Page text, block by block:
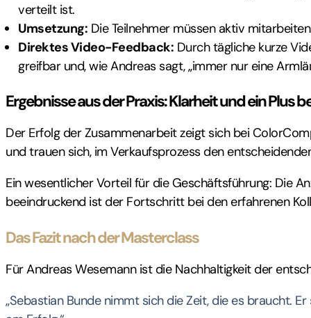
verteilt ist.
Umsetzung: Die Teilnehmer müssen aktiv
Direktes Video-Feedback: Durch tägliche kurze
greifbar und, wie Andreas sagt, „immer nur eine
Ergebnisse aus der Praxis: Klarheit und ein Plus
Der Erfolg der Zusammenarbeit zeigt sich bei
und trauen sich, im Verkaufsprozess den
Ein wesentlicher Vorteil für die Geschäftsführung: Die
beeindruckend ist der Fortschritt bei den erfahrenen
Das Fazit nach der Masterclass
Für Andreas Wesemann ist die Nachhaltigkeit der
„Sebastian Bunde nimmt sich die Zeit, die es braucht.